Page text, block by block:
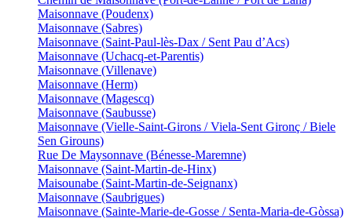
Maisonnave (Poudenx)
Maisonnave (Sabres)
Maisonnave (Saint-Paul-lès-Dax / Sent Pau d’Acs)
Maisonnave (Uchacq-et-Parentis)
Maisonnave (Villenave)
Maisonnave (Herm)
Maisonnave (Magescq)
Maisonnave (Saubusse)
Maisonnave (Vielle-Saint-Girons / Viela-Sent Gironç / Biele
Sen Girouns)
Rue De Maysonnave (Bénesse-Maremne)
Maisonnave (Saint-Martin-de-Hinx)
Maisounabe (Saint-Martin-de-Seignanx)
Maisonnave (Saubrigues)
Maisonnave (Sainte-Marie-de-Gosse / Senta-Maria-de-Gòssa)